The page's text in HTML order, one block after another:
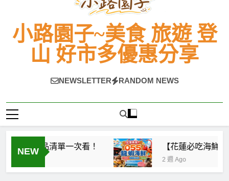
小路園子~美食 旅遊 登
山 好市多優惠分享
~（*'∀`*）~♡ 就愛美食，旅遊，登山，人生快樂與否?由
NEWSLETTER RANDOM NEWS
NEW
必買商品清單一次看！ 【花蓮必吃海鮮】
2 週 Ago